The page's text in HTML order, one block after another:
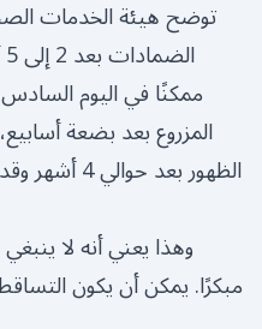
توضح هيئة الخدمات
ممكنًا في اليوم السادس
المزروع بعد بضعة
وهذا يعني أنه لا
مبكرًا. يمكن أن يكون